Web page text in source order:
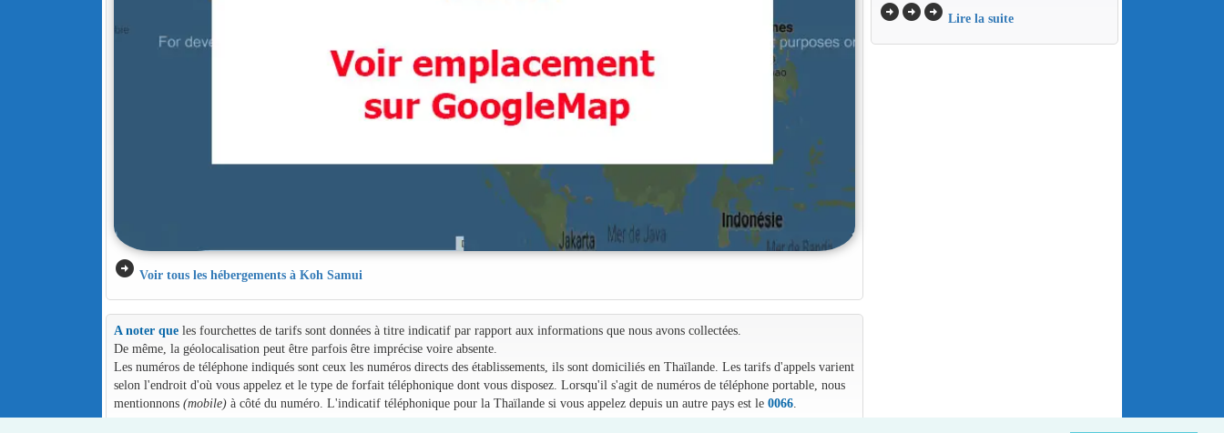
arrow_circle_right Voir tous les hébergements à Koh Samui
A noter queles fourchettes de tarifs sont données à titre indicatif par rapport aux informations que nous avons collectées.
De même, la géolocalisation peut être parfois être imprécise voire absente.
Les numéros de téléphone indiqués sont ceux les numéros directs des établissements, ils sont domiciliés en Thaïlande. Les tarifs d'appels varient
selon l'endroit d'où vous appelez et le type de forfait téléphonique dont vous disposez. Lorsqu'il s'agit de numéros de téléphone portable, nous
mentionnons (mobile)à côté du numéro. L'indicatif téléphonique pour la Thaïlande si vous appelez depuis un autre pays est le 0066.
arrow_circle_rightarrow_circle_rightarrow_circle_right Lire la suite